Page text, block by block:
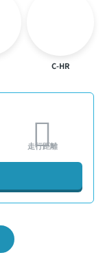
C-HR
走行距離